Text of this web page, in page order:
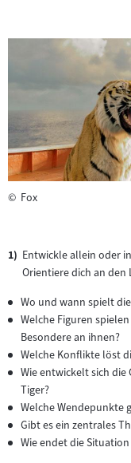
© Fox
Entwickle allein oder
Orientiere dich an den
Wo und wann spielt
Welche Figuren
Besondere an ihnen?
Welche Konflikte löst
Wie entwickelt sich die
Tiger?
Welche Wendepunkte
Gibt es ein zentrales
Wie endet die